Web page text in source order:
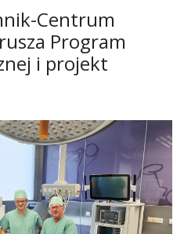
Centrum
Program
i projekt